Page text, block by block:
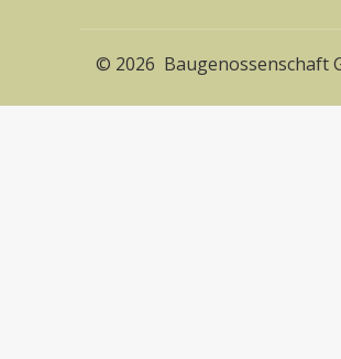
© 2026 Baugenossenschaft